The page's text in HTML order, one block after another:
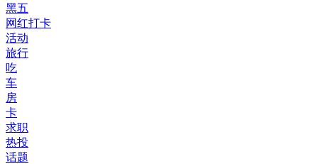
黑五
网红打卡
活动
旅行
吃
车
房
卡
求职
热投
话题